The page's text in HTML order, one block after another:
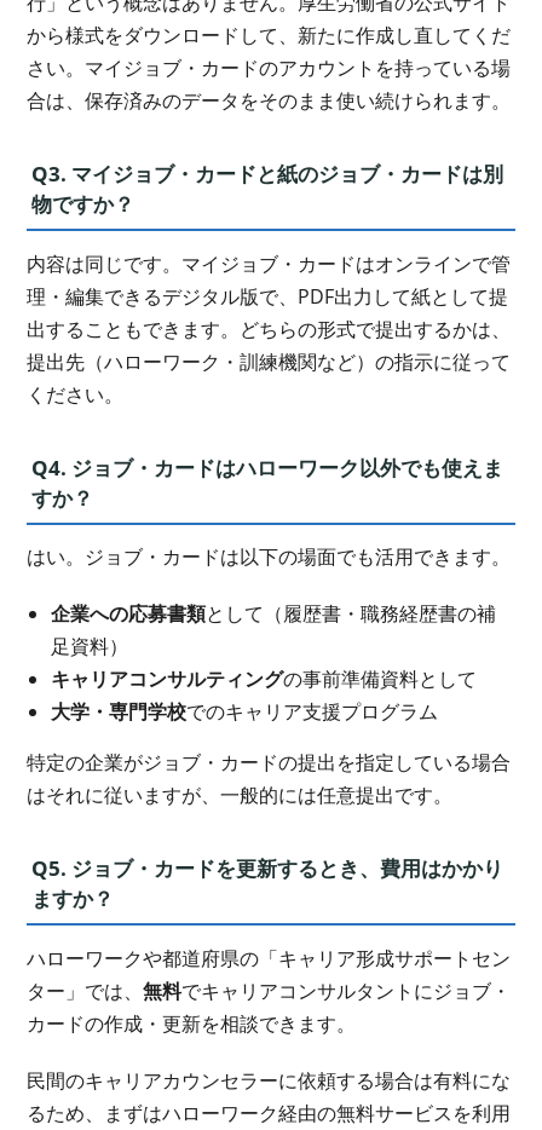
から様式をダウンロードして、新たに作成し直してくだ
さい。マイジョブ・カードのアカウントを持っている場
合は、保存済みのデータをそのまま使い続けられます。
Q3. マイジョブ・カードと紙のジョブ・カードは別
物ですか？
内容は同じです。マイジョブ・カードはオンラインで管
理・編集できるデジタル版で、PDF出力して紙として提
出することもできます。どちらの形式で提出するかは、
提出先（ハローワーク・訓練機関など）の指示に従って
ください。
Q4. ジョブ・カードはハローワーク以外でも使えま
すか？
はい。ジョブ・カードは以下の場面でも活用できます。
企業への応募書類として（履歴書・職務経歴書の補
足資料）
キャリアコンサルティングの事前準備資料として
大学・専門学校でのキャリア支援プログラム
特定の企業がジョブ・カードの提出を指定している場合
はそれに従いますが、一般的には任意提出です。
Q5. ジョブ・カードを更新するとき、費用はかかり
ますか？
ハローワークや都道府県の「キャリア形成サポートセン
ター」では、無料でキャリアコンサルタントにジョブ・
カードの作成・更新を相談できます。
民間のキャリアカウンセラーに依頼する場合は有料にな
るため、まずはハローワーク経由の無料サービスを利用